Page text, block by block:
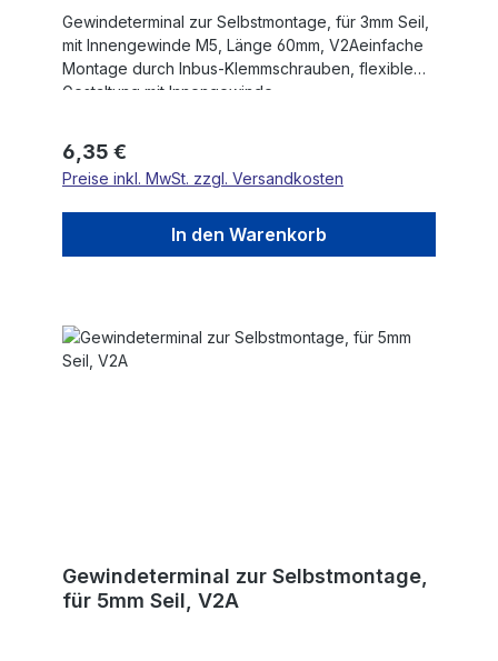
Gewindeterminal zur Selbstmontage, für 3mm Seil,
mit Innengewinde M5, Länge 60mm, V2Aeinfache
Montage durch Inbus-Klemmschrauben, flexible
Gestaltung mit Innengewinde
Regulärer Preis:
6,35 €
Preise inkl. MwSt. zzgl. Versandkosten
In den Warenkorb
Gewindeterminal zur Selbstmontage,
für 5mm Seil, V2A